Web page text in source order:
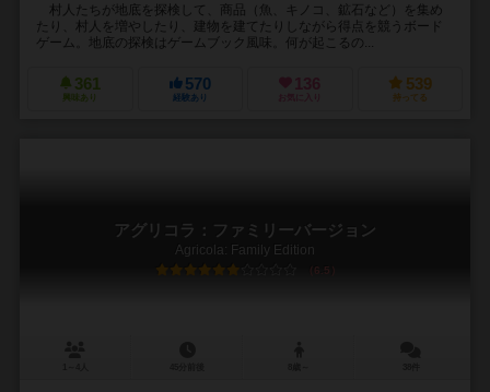
村人たちが地底を探検して、商品（魚、キノコ、鉱石など）を集め
たり、村人を増やしたり、建物を建てたりしながら得点を競うボード
ゲーム。地底の探検はゲームブック風味。何が起こるの...
361
興味あり
570
経験あり
136
お気に入り
539
持ってる
アグリコラ：ファミリーバージョン
Agricola: Family Edition
6.5